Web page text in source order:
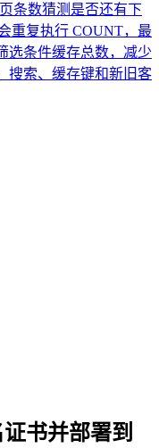
条数猜测是否还有下
重复执行 COUNT，最
选条件缓存总数，减少
搜索、缓存键和新旧客
书并部署到